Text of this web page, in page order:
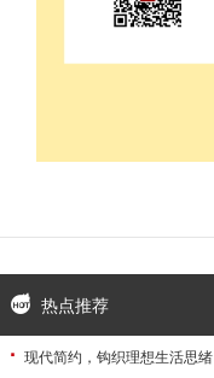
热点推荐
· 现代简约，钩织理想生活思绪